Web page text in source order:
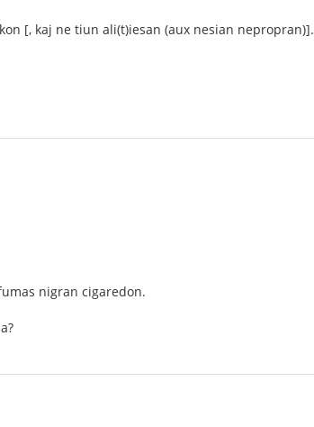
[, kaj ne tiun ali(t)iesan (aux nesian nepropran)].
nigran cigaredon.